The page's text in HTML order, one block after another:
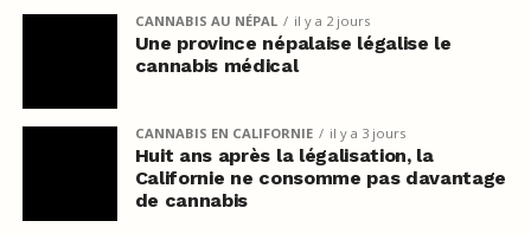
CANNABIS AU NÉPAL il y a 2 jours
Une province népalaise légalise le
cannabis médical
CANNABIS EN CALIFORNIE il y a 3 jours
Huit ans après la légalisation, la
Californie ne consomme pas davantage
de cannabis